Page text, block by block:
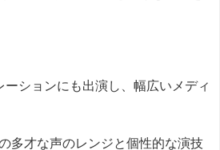
ションにも出演し、幅広いメディ
多才な声のレンジと個性的な演技